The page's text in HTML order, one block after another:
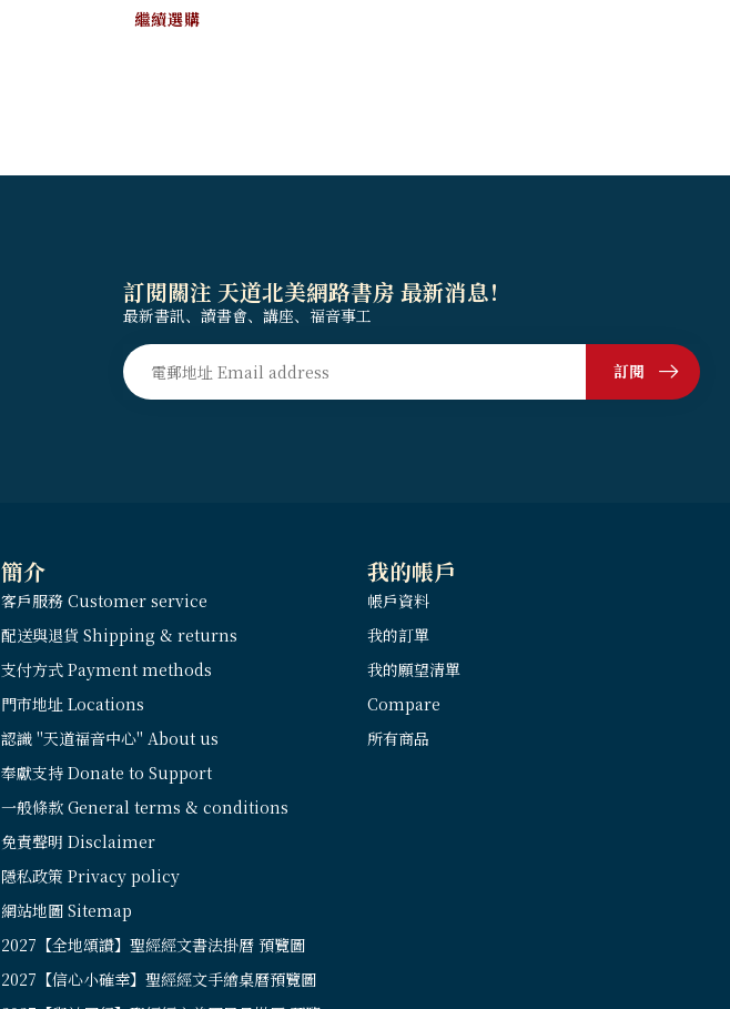
繼續選購
訂閱關注 天道北美網路書房 最新消息！
最新書訊、讀書會、講座、福音事工
訂閱
簡介
客戶服務 Customer service
配送與退貨 Shipping & returns
支付方式 Payment methods
門市地址 Locations
認識 "天道福音中心" About us
奉獻支持 Donate to Support
一般條款 General terms & conditions
免責聲明 Disclaimer
隱私政策 Privacy policy
網站地圖 Sitemap
2027【全地頌讚】聖經經文書法掛曆 預覽圖
2027【信心小確幸】聖經經文手繪桌曆預覽圖
我的帳戶
帳戶資料
我的訂單
我的願望清單
Compare
所有商品